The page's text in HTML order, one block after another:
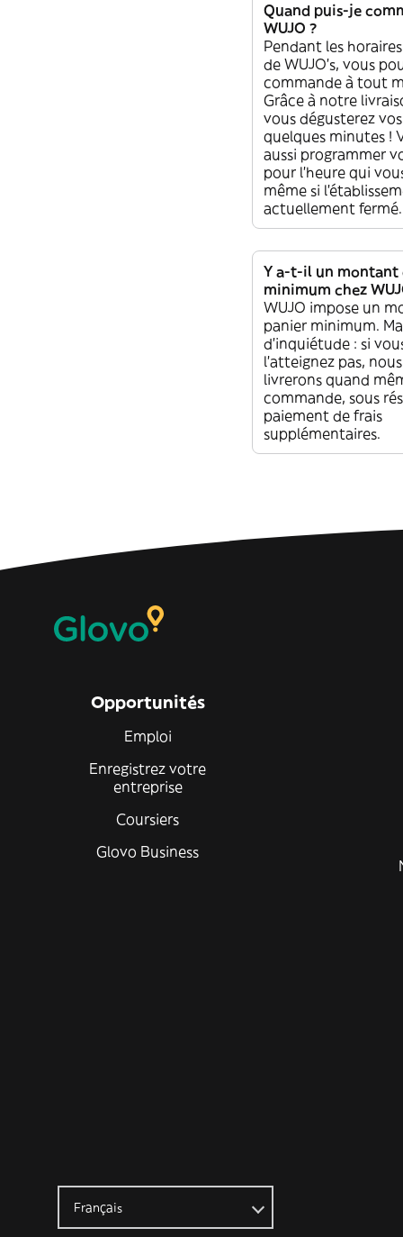
Quand puis-je
WUJO ?
Pendant les
de WUJO’s, vous
commande à tout
Grâce à notre
vous dégusterez
quelques minutes !
aussi programmer
pour l'heure qui
même si
actuellement fermé.
Y a-t-il un montant
minimum chez
WUJO impose un
panier minimum.
d'inquiétude : si
l'atteignez pas,
livrerons quand
commande, sous
paiement de frais
supplémentaires.
Opportunités
Emploi
Enregistrez votre
entreprise
Coursiers
Glovo Business